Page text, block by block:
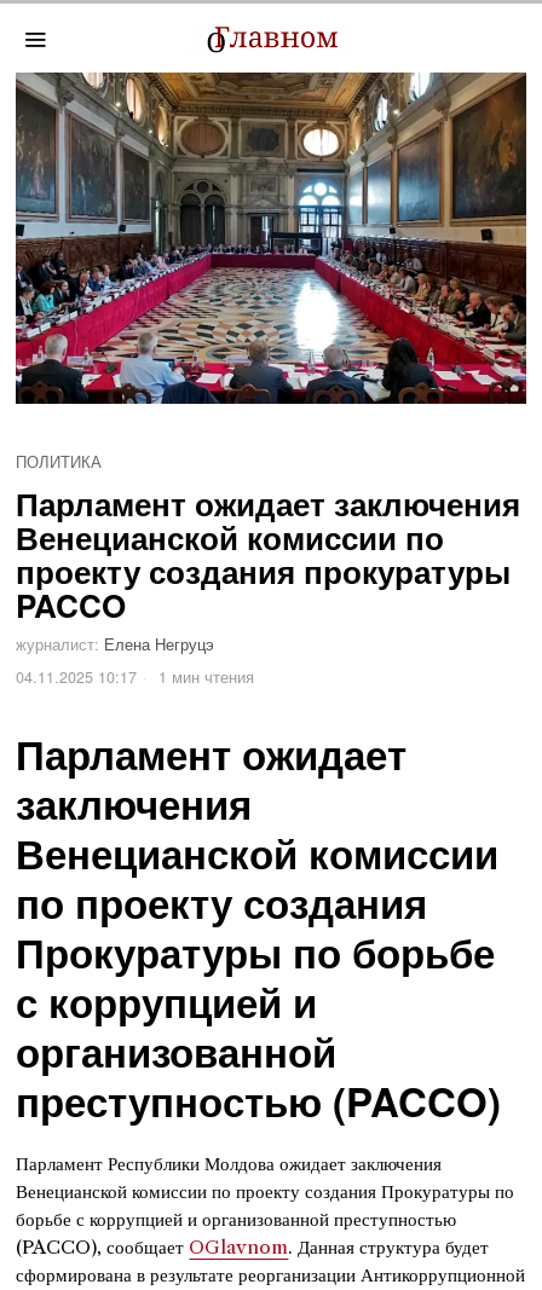
ПОЛИТИКА
Парламент ожидает заключения
Венецианской комиссии по
проекту создания прокуратуры
PACCO
журналист: Елена Негруцэ
04.11.2025 10:17
1 мин чтения
Парламент ожидает
заключения
Венецианской комиссии
по проекту создания
Прокуратуры по борьбе
с коррупцией и
организованной
преступностью (PACCO)
Парламент Республики Молдова ожидает заключения
Венецианской комиссии по проекту создания Прокуратуры по
борьбе с коррупцией и организованной преступностью
(PACCO), сообщает OGlavnom. Данная структура будет
сформирована в результате реорганизации Антикоррупционной